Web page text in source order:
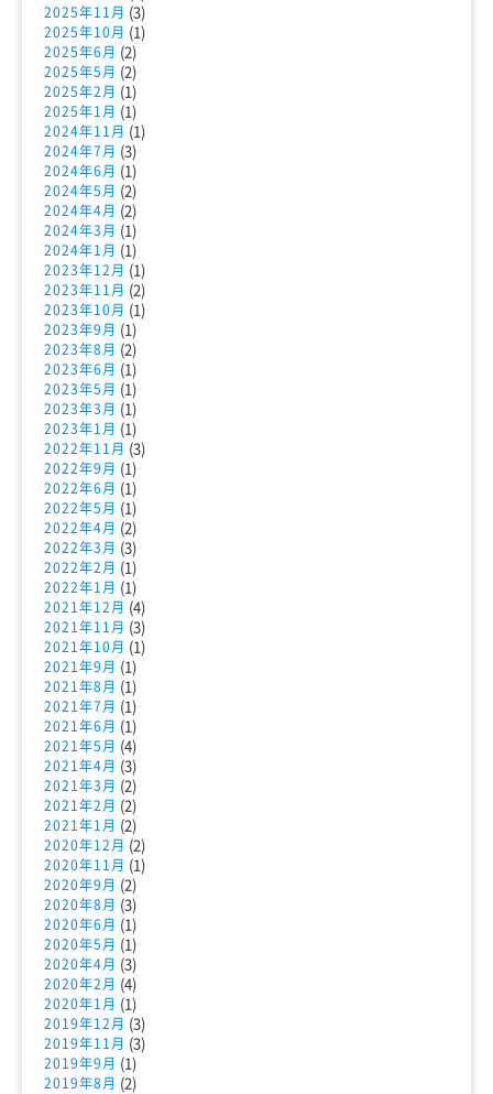
2025年11月 (3)
2025年10月 (1)
2025年6月 (2)
2025年5月 (2)
2025年2月 (1)
2025年1月 (1)
2024年11月 (1)
2024年7月 (3)
2024年6月 (1)
2024年5月 (2)
2024年4月 (2)
2024年3月 (1)
2024年1月 (1)
2023年12月 (1)
2023年11月 (2)
2023年10月 (1)
2023年9月 (1)
2023年8月 (2)
2023年6月 (1)
2023年5月 (1)
2023年3月 (1)
2023年1月 (1)
2022年11月 (3)
2022年9月 (1)
2022年6月 (1)
2022年5月 (1)
2022年4月 (2)
2022年3月 (3)
2022年2月 (1)
2022年1月 (1)
2021年12月 (4)
2021年11月 (3)
2021年10月 (1)
2021年9月 (1)
2021年8月 (1)
2021年7月 (1)
2021年6月 (1)
2021年5月 (4)
2021年4月 (3)
2021年3月 (2)
2021年2月 (2)
2021年1月 (2)
2020年12月 (2)
2020年11月 (1)
2020年9月 (2)
2020年8月 (3)
2020年6月 (1)
2020年5月 (1)
2020年4月 (3)
2020年2月 (4)
2020年1月 (1)
2019年12月 (3)
2019年11月 (3)
2019年9月 (1)
2019年8月 (2)